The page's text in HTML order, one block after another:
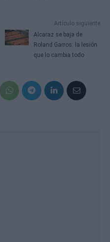
Artículo siguiente
Alcaraz se baja de
Roland Garros: la lesión
que lo cambia todo